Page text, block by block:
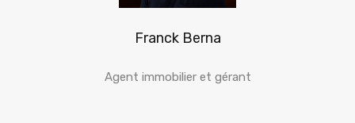
Franck Berna
Agent immobilier et gérant